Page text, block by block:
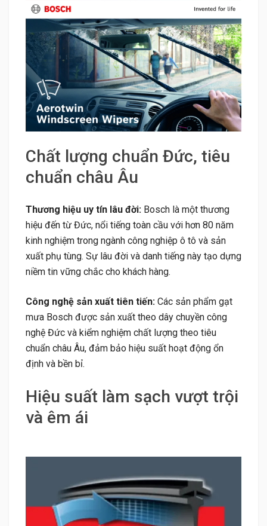
Chất lượng chuẩn Đức, tiêu
chuẩn châu Âu
Thương hiệu uy tín lâu đời: Bosch là một thương
hiệu đến từ Đức, nổi tiếng toàn cầu với hơn 80 năm
kinh nghiệm trong ngành công nghiệp ô tô và sản
xuất phụ tùng. Sự lâu đời và danh tiếng này tạo dựng
niềm tin vững chắc cho khách hàng.
Công nghệ sản xuất tiên tiến: Các sản phẩm gạt
mưa Bosch được sản xuất theo dây chuyền công
nghệ Đức và kiểm nghiệm chất lượng theo tiêu
chuẩn châu Âu, đảm bảo hiệu suất hoạt động ổn
định và bền bỉ.
Hiệu suất làm sạch vượt trội
và êm ái